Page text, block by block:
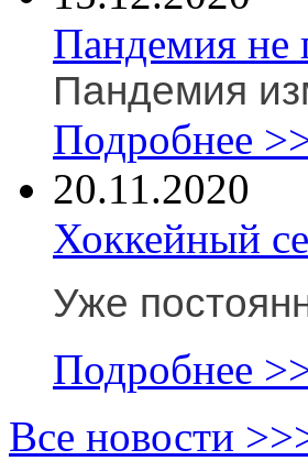
Пандемия не
Пандемия
Подробнее
20.11.2020
Хоккейный
Уже
Подробнее
Все новости